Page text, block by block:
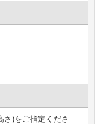
さ)をご指定くださ